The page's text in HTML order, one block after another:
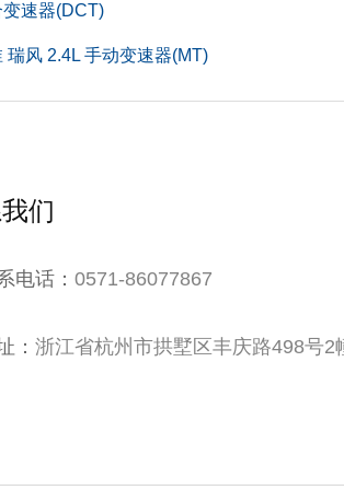
速器(DCT)
瑞风 2.4L 手动变速器(MT)
们
电话： 0571-86077867
： 浙江省杭州市拱墅区丰庆路498号2